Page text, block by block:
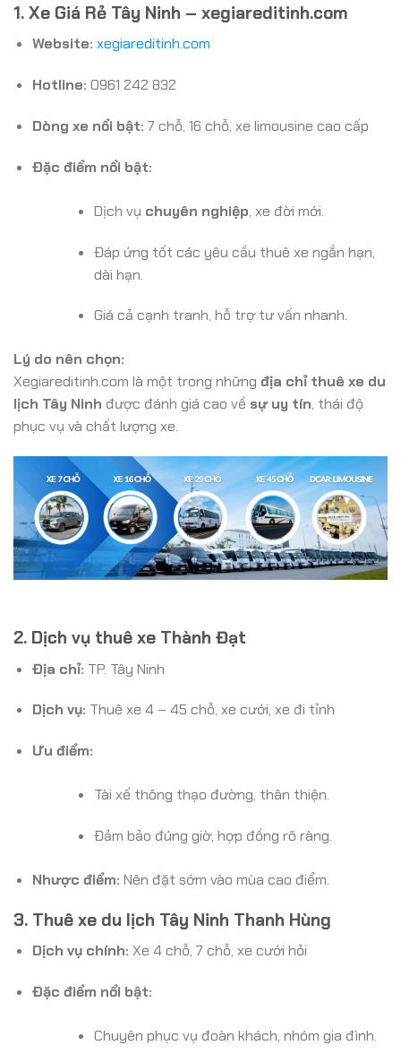
1. Xe Giá Rẻ Tây Ninh – xegiareditinh.com
Website: xegiareditinh.com
Hotline: 0961 242 832
Dòng xe nổi bật: 7 chỗ, 16 chỗ, xe limousine cao cấp
Đặc điểm nổi bật:
Dịch vụ chuyên nghiệp, xe đời mới.
Đáp ứng tốt các yêu cầu thuê xe ngắn hạn,
dài hạn.
Giá cả cạnh tranh, hỗ trợ tư vấn nhanh.
Lý do nên chọn:
Xegiareditinh.com là một trong những địa chỉ thuê xe du
lịch Tây Ninh được đánh giá cao về sự uy tín, thái độ
phục vụ và chất lượng xe.
2. Dịch vụ thuê xe Thành Đạt
Địa chỉ: TP. Tây Ninh
Dịch vụ: Thuê xe 4 – 45 chỗ, xe cưới, xe đi tỉnh
Ưu điểm:
Tài xế thông thạo đường, thân thiện.
Đảm bảo đúng giờ, hợp đồng rõ ràng.
Nhược điểm: Nên đặt sớm vào mùa cao điểm.
3. Thuê xe du lịch Tây Ninh Thanh Hùng
Dịch vụ chính: Xe 4 chỗ, 7 chỗ, xe cưới hỏi
Đặc điểm nổi bật:
Chuyên phục vụ đoàn khách, nhóm gia đình.